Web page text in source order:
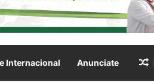
Internacional Anunciate